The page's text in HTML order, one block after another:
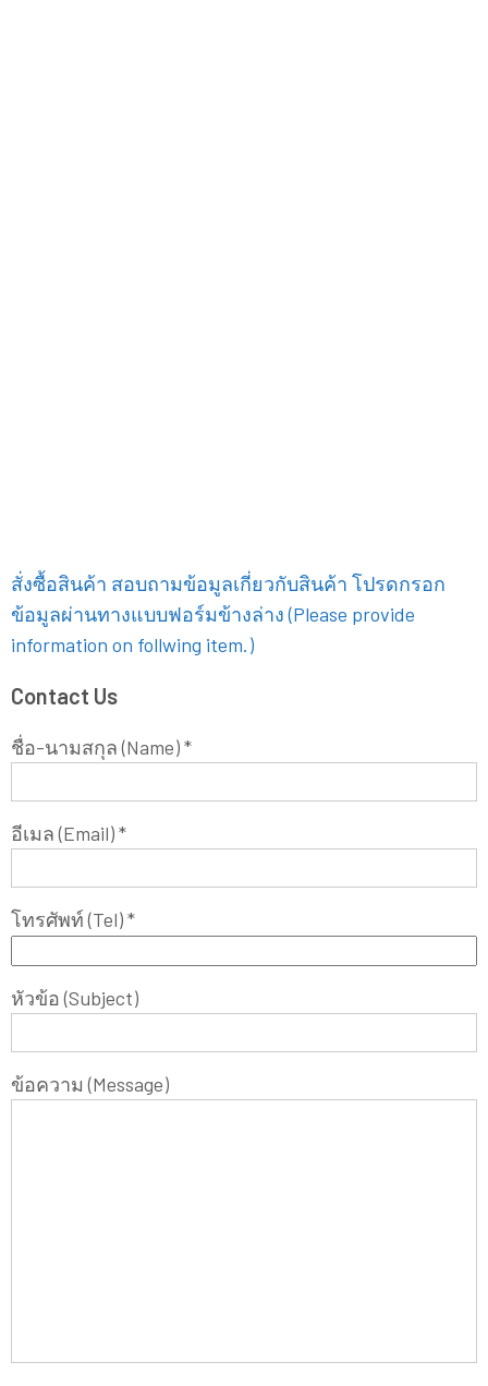
สั่งซื้อสินค้า สอบถามข้อมูลเกี่ยวกับสินค้า โปรดกรอก
ข้อมูลผ่านทางแบบฟอร์มข้างล่าง (Please provide
information on follwing item.)
Contact Us
ชื่อ-นามสกุล (Name) *
อีเมล (Email) *
โทรศัพท์ (Tel) *
หัวข้อ (Subject)
ข้อความ (Message)